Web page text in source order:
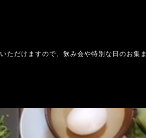
ただけますので、飲み会や特別な日のお集ま